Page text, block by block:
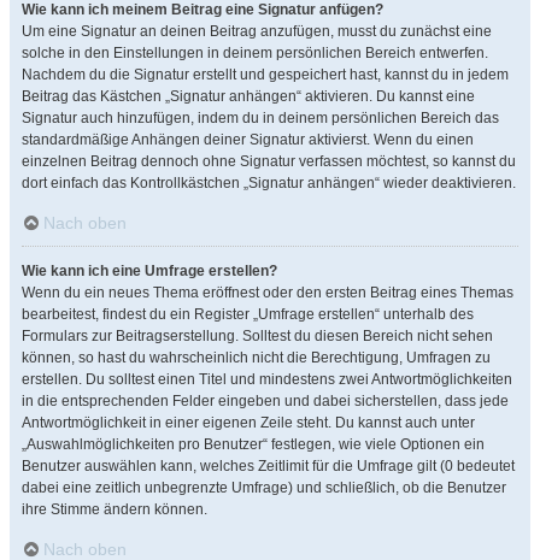
Wie kann ich meinem Beitrag eine Signatur anfügen?
Um eine Signatur an deinen Beitrag anzufügen, musst du zunächst eine
solche in den Einstellungen in deinem persönlichen Bereich entwerfen.
Nachdem du die Signatur erstellt und gespeichert hast, kannst du in jedem
Beitrag das Kästchen „Signatur anhängen“ aktivieren. Du kannst eine
Signatur auch hinzufügen, indem du in deinem persönlichen Bereich das
standardmäßige Anhängen deiner Signatur aktivierst. Wenn du einen
einzelnen Beitrag dennoch ohne Signatur verfassen möchtest, so kannst du
dort einfach das Kontrollkästchen „Signatur anhängen“ wieder deaktivieren.
Nach oben
Wie kann ich eine Umfrage erstellen?
Wenn du ein neues Thema eröffnest oder den ersten Beitrag eines Themas
bearbeitest, findest du ein Register „Umfrage erstellen“ unterhalb des
Formulars zur Beitragserstellung. Solltest du diesen Bereich nicht sehen
können, so hast du wahrscheinlich nicht die Berechtigung, Umfragen zu
erstellen. Du solltest einen Titel und mindestens zwei Antwortmöglichkeiten
in die entsprechenden Felder eingeben und dabei sicherstellen, dass jede
Antwortmöglichkeit in einer eigenen Zeile steht. Du kannst auch unter
„Auswahlmöglichkeiten pro Benutzer“ festlegen, wie viele Optionen ein
Benutzer auswählen kann, welches Zeitlimit für die Umfrage gilt (0 bedeutet
dabei eine zeitlich unbegrenzte Umfrage) und schließlich, ob die Benutzer
ihre Stimme ändern können.
Nach oben